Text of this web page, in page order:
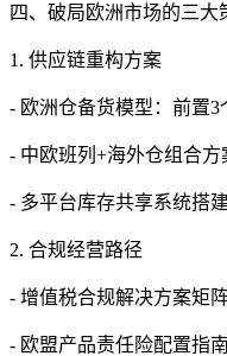
四、破局欧洲市场的三大
1. 供应链重构方案
- 欧洲仓备货模型：前置3
- 中欧班列+海外仓组合方
- 多平台库存共享系统搭
2. 合规经营路径
- 增值税合规解决方案矩
- 欧盟产品责任险配置指南